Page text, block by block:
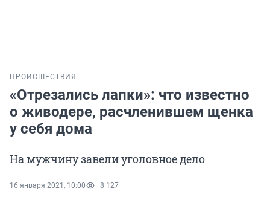
ПРОИСШЕСТВИЯ
«Отрезались лапки»: что известно
о живодере, расчленившем щенка
у себя дома
На мужчину завели уголовное дело
16 января 2021, 10:00 8 127